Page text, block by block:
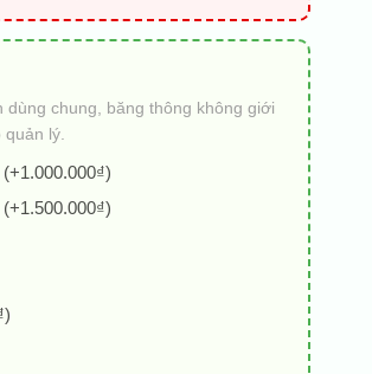
dùng chung, băng thông không giới
quản lý.
(+1.000.000₫)
(+1.500.000₫)